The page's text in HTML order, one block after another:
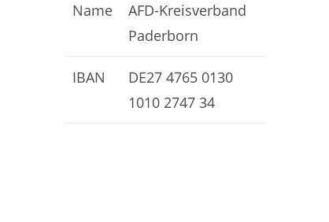
Name
AFD-Kreisverband
Paderborn
IBAN
DE27 4765 0130
1010 2747 34